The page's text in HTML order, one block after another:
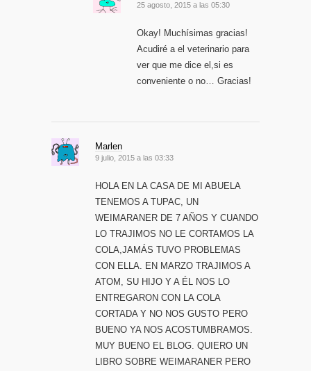
25 agosto, 2015 a las 05:30
Okay! Muchísimas gracias!
Acudiré a el veterinario para
ver que me dice el,si es
conveniente o no… Gracias!
Marlen
9 julio, 2015 a las 03:33
HOLA EN LA CASA DE MI ABUELA
TENEMOS A TUPAC, UN
WEIMARANER DE 7 AÑOS Y CUANDO
LO TRAJIMOS NO LE CORTAMOS LA
COLA,JAMÁS TUVO PROBLEMAS
CON ELLA. EN MARZO TRAJIMOS A
ATOM, SU HIJO Y A ÉL NOS LO
ENTREGARON CON LA COLA
CORTADA Y NO NOS GUSTO PERO
BUENO YA NOS ACOSTUMBRAMOS.
MUY BUENO EL BLOG. QUIERO UN
LIBRO SOBRE WEIMARANER PERO